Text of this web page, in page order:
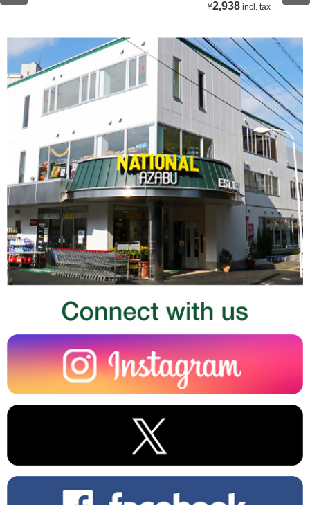
¥2,938 incl. tax